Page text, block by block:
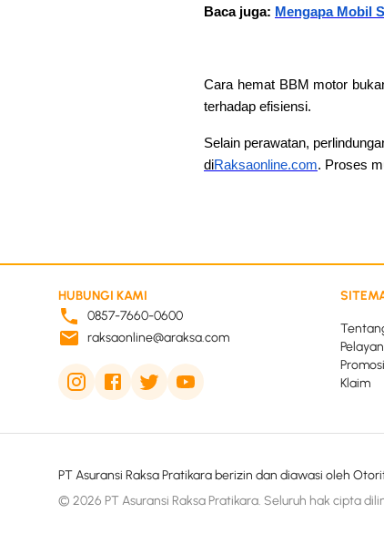
Baca juga: Mengapa Mobil
Cara hemat BBM motor
terhadap efisiensi.
Selain perawatan,
diRaksaonline.com. Proses
HUBUNGI KAMI
0857-7660-0600
raksaonline@araksa.com
Promosi
Klaim
PT Asuransi Raksa Pratikara berizin dan diawasi oleh
© 2026 PT Asuransi Raksa Pratikara. Seluruh hak cipta